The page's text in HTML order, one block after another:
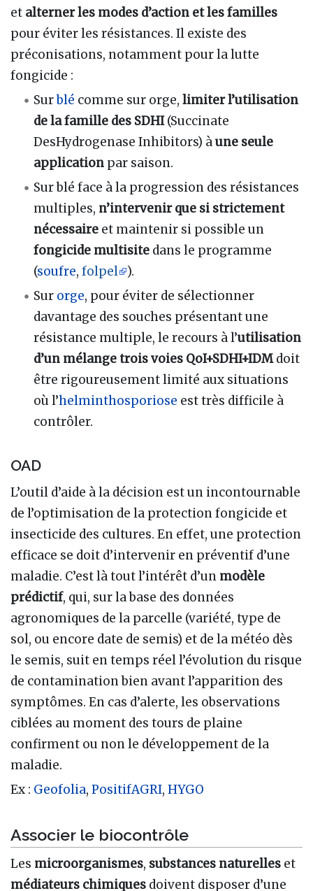
et alterner les modes d’action et les familles
pour éviter les résistances. Il existe des
préconisations, notamment pour la lutte
fongicide :
Surblé comme sur orge,limiter l’utilisation
de la famille des SDHI(Succinate
DesHydrogenase Inhibitors) àune seule
application par saison.
Sur blé face à la progression des résistances
multiples, n’intervenir que si strictement
nécessaire et maintenir si possible un
fongicide multisite dans le programme
(soufre,folpel
).
Sur orge, pour éviter de sélectionner
davantage des souches présentant une
résistance multiple, le recours à l’utilisation
d’un mélange trois voies QoI+SDHI+IDMdoit
être rigoureusement limité aux situations
où l’helminthosporiose est très difficile à
contrôler.
OAD
L’outil d’aide à la décision est un incontournable
de l’optimisation de la protection fongicide et
insecticide des cultures. En effet, une protection
efficace se doit d’intervenir en préventif d’une
maladie. C’est là tout l’intérêt d’un modèle
prédictif, qui, sur la base des données
agronomiques de la parcelle (variété, type de
sol, ou encore date de semis) et de la météo dès
le semis, suit en temps réel l’évolution du risque
de contamination bien avant l’apparition des
symptômes. En cas d’alerte, les observations
ciblées au moment des tours de plaine
confirment ou non le développement de la
maladie.
Ex : Geofolia, PositifAGRI, HYGO
Associer le biocontrôle
Les microorganismes, substances naturelles et
médiateurs chimiques doivent disposer d’une